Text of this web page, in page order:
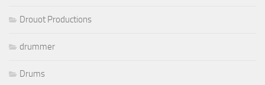
Drouot Productions
drummer
Drums